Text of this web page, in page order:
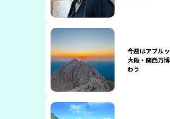
今週はアブル
大阪・関西万
わう